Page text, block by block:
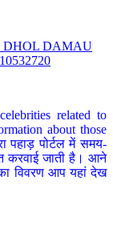
DHOL DAMAU
related to
about those
पहाड़ पोर्टल में समय-
करवाई जाती है। आने
का विवरण आप यहां देख